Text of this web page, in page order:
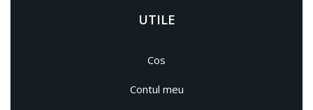
UTILE
Cos
Contul meu